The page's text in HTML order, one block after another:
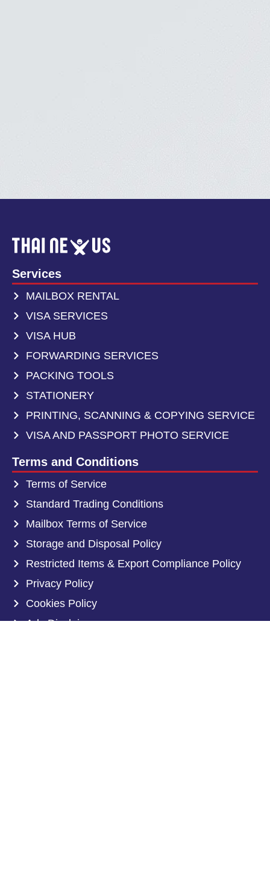
Services
MAILBOX RENTAL
VISA SERVICES
VISA HUB
FORWARDING SERVICES
PACKING TOOLS
STATIONERY
PRINTING, SCANNING & COPYING SERVICE
VISA AND PASSPORT PHOTO SERVICE
Terms and Conditions
Terms of Service
Standard Trading Conditions
Mailbox Terms of Service
Storage and Disposal Policy
Restricted Items & Export Compliance Policy
Privacy Policy
Cookies Policy
Ads Disclaimer